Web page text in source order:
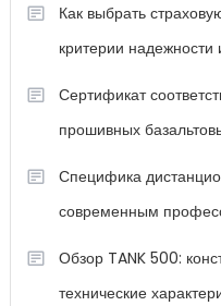
Как выбрать
критерии
Сертификат
прошивных
Специфика
современным
Обзор TANK 500:
технические